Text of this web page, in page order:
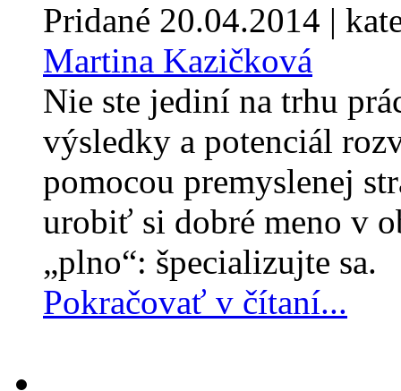
Pridané 20.04.2014 |
Martina Kazičková
Nie ste jediní na trhu
výsledky a potenciál
pomocou premyslenej
urobiť si dobré meno v
„plno“: špecializujte sa.
Pokračovať v čítaní...